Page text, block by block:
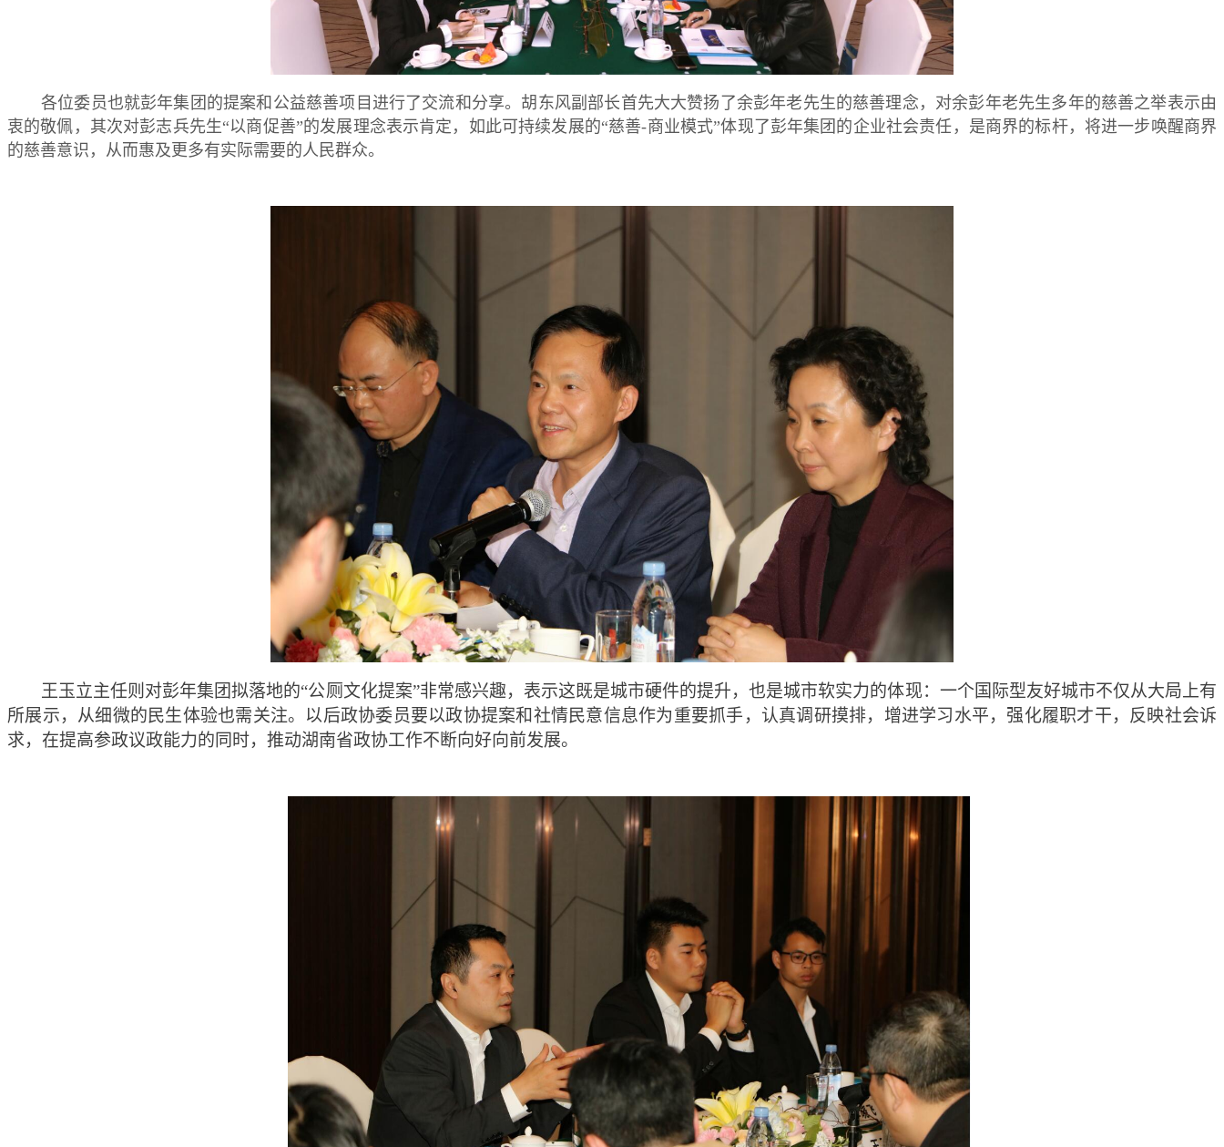
各位委员也就彭年集团的提案和公益慈善项目进行了交流和分享。胡东风副部长首先大大赞扬了余彭年老先生的慈善理念，对余彭年老先生多年的慈善之举表示由
衷的敬佩，其次对彭志兵先生“以商促善”的发展理念表示肯定，如此可持续发展的“慈善-商业模式”体现了彭年集团的企业社会责任，是商界的标杆，将进一步唤醒商界
的慈善意识，从而惠及更多有实际需要的人民群众。
王玉立主任则对彭年集团拟落地的“公厕文化提案”非常感兴趣，表示这既是城市硬件的提升，也是城市软实力的体现：一个国际型友好城市不仅从大局上有
所展示，从细微的民生体验也需关注。以后政协委员要以政协提案和社情民意信息作为重要抓手，认真调研摸排，增进学习水平，强化履职才干，反映社会诉
求，在提高参政议政能力的同时，推动湖南省政协工作不断向好向前发展。